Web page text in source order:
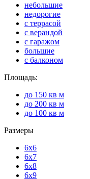
небольшие
недорогие
с террасой
с верандой
с гаражом
большие
с балконом
Площадь:
до 150 кв м
до 200 кв м
до 100 кв м
Размеры
6x6
6x7
6x8
6x9